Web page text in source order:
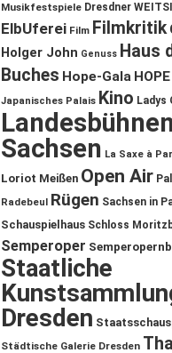
Musikfestspiele Dresdner
ElbUferei Film Filmkritik
Holger John Genuss Haus
Buches Hope-Gala
Japanisches Palais Kino Ladys
Sachsen La Saxe à
Loriot Meißen Open Air
Radebeul Rügen Sachsen in
Schauspielhaus Schloss
Semperoper
Staatliche
Dresden
Städtische Galerie Dresden